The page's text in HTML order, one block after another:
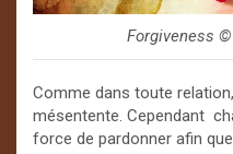
Forgiveness
Comme dans toute
mésentente. Cependant
force de pardonner afin